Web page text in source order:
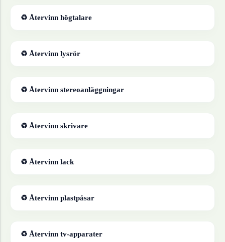
♻ Återvinn högtalare
♻ Återvinn lysrör
♻ Återvinn stereoanläggningar
♻ Återvinn skrivare
♻ Återvinn lack
♻ Återvinn plastpåsar
♻ Återvinn tv-apparater